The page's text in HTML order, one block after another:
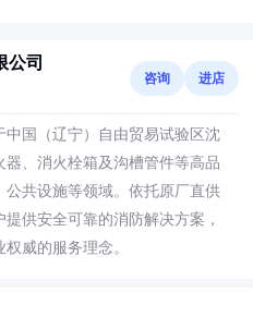
公司
咨询 进店
国（辽宁）自由贸易试验区沈
、消火栓箱及沟槽管件等高品
公共设施等领域。依托原厂直供
供安全可靠的消防解决方案，
威的服务理念。